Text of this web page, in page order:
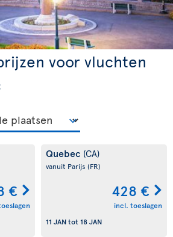
voor vluchten
€
Quebec (CA)
vanuit Parijs (FR)
428 €
incl. toeslagen
11 JANtot 18 JAN